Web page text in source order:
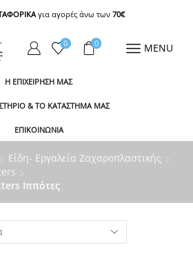
για αγορές άνω των 70€
0 0 MENU
Η ΕΠΙΧΕΙΡΗΣΗ ΜΑΣ
& ΤΟ ΚΑΤΑΣΤΗΜΑ ΜΑΣ
ΕΠΙΚΟΙΝΩΝΙΑ
Είδη- Εργαλεία Ζαχαροπλαστικής
Ιππότες